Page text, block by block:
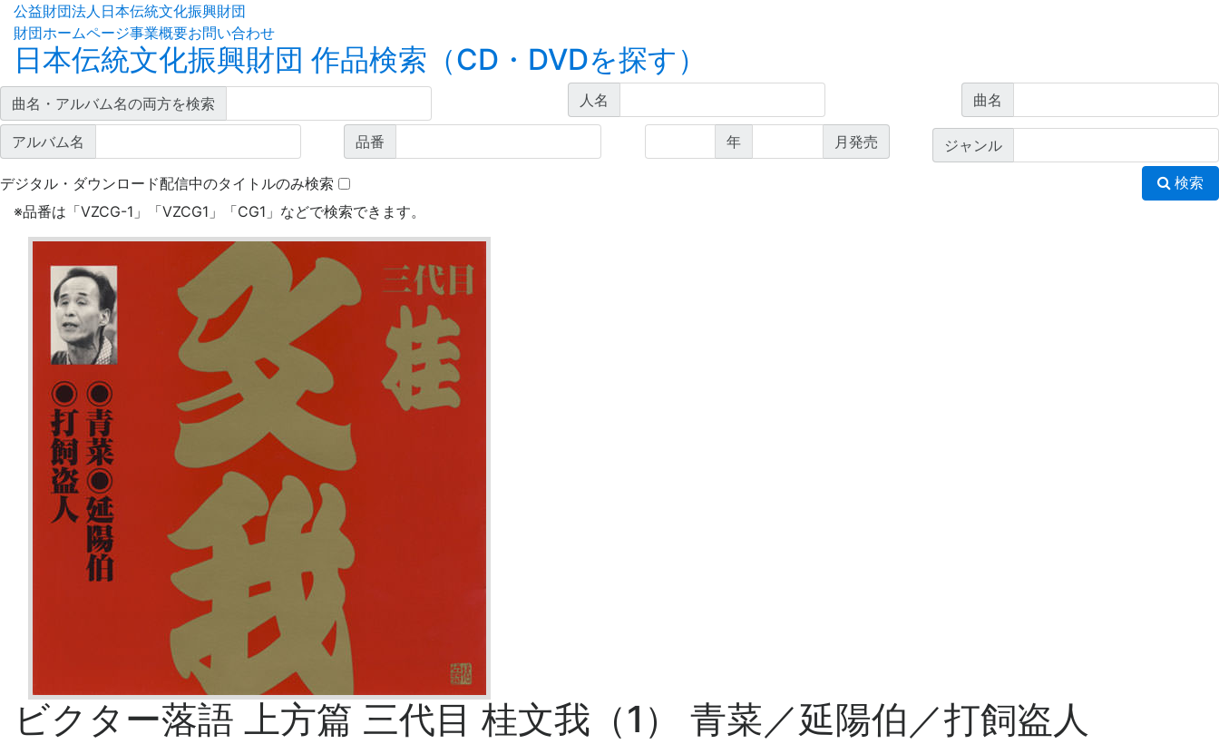
公益財団法人日本伝統文化振興財団
財団ホームページ事業概要お問い合わせ
日本伝統文化振興財団 作品検索（CD・DVDを探す）
曲名・アルバム名の両方を検索 人名 曲名
アルバム名 品番 年 月発売 ジャンル
デジタル・ダウンロード配信中のタイトルのみ検索 検索
※品番は「VZCG-1」「VZCG1」「CG1」などで検索できます。
ビクター落語 上方篇 三代目 桂文我（1） 青菜／延陽伯／打飼盗人